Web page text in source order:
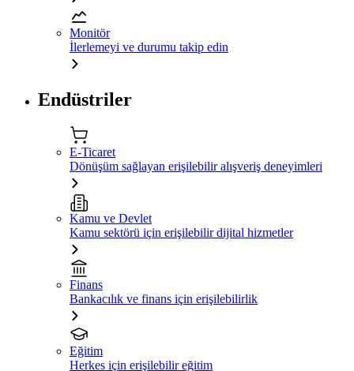
Monitör
İlerlemeyi ve durumu takip edin
Endüstriler
E-Ticaret
Dönüşüm sağlayan erişilebilir alışveriş deneyimleri
Kamu ve Devlet
Kamu sektörü için erişilebilir dijital hizmetler
Finans
Bankacılık ve finans için erişilebilirlik
Eğitim
Herkes için erişilebilir eğitim